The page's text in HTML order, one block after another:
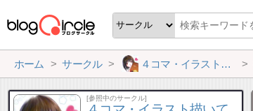
ホーム サークル ４コマ・イラスト描いてます
[参照中のサークル]